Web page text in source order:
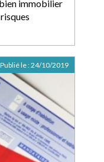
immobilier
Publié le :24/10/2019